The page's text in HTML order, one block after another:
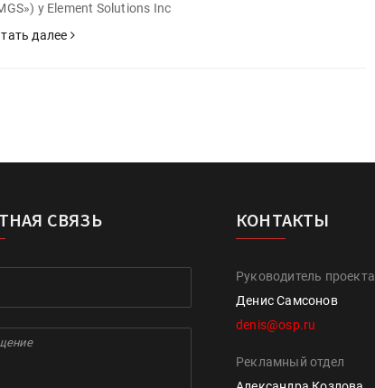
у Element Solutions Inc
далее
СВЯЗЬ КОНТАКТЫ
Руководитель проекта
Денис Самсонов
denis@osp.ru
Рекламный отдел